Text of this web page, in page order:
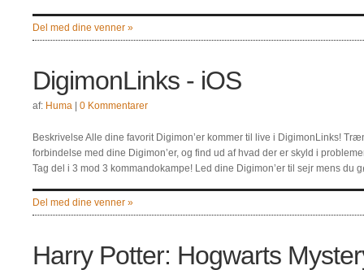
Del med dine venner »
DigimonLinks - iOS
af: Huma 0 Kommentarer
Beskrivelse Alle dine favorit Digimon’er kommer til live i DigimonLinks!
forbindelse med dine Digimon’er, og find ud af hvad der er skyld i
Tag del i 3 mod 3 kommandokampe! Led dine Digimon’er til sejr mens du
Del med dine venner »
Harry Potter: Hogwarts